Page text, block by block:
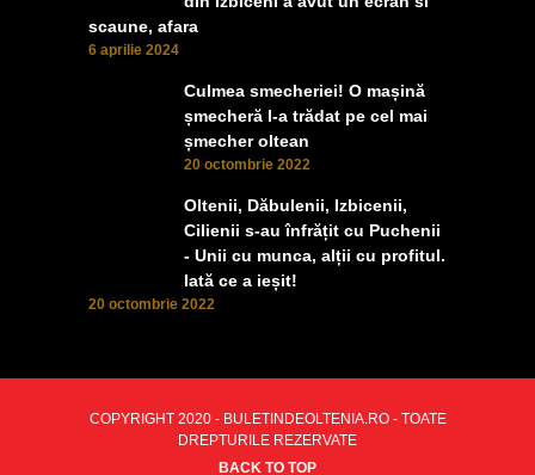
scaune, afara
6 aprilie 2024
Culmea smecheriei! O mașină
șmecheră l-a trădat pe cel mai
șmecher oltean
20 octombrie 2022
Oltenii, Dăbulenii, Izbicenii,
Cilienii s-au înfrățit cu Puchenii
- Unii cu munca, alții cu profitul.
Iată ce a ieșit!
20 octombrie 2022
COPYRIGHT 2020 - BULETINDEOLTENIA.RO - TOATE
DREPTURILE REZERVATE
BACK TO TOP